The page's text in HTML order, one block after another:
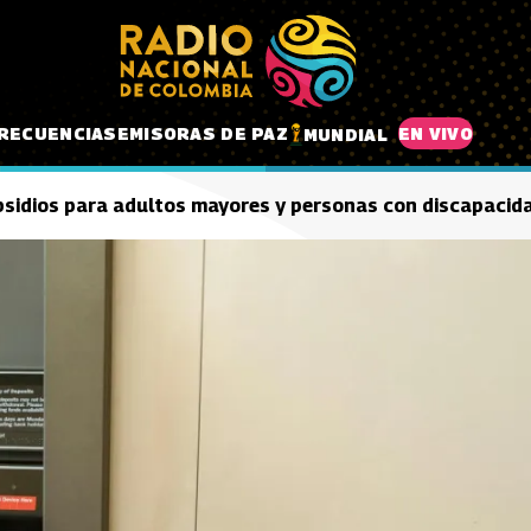
EMISORAS DE PAZ MUNDIAL EN VIVO
para adultos mayores y personas con